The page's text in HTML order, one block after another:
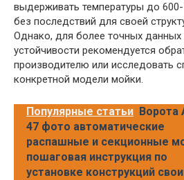
выдерживать температуры до
без последствий для своей
Однако, для более точных данных
устойчивости рекомендуется
производителю или исследовать
конкретной модели мойки.
Популярные статьи Ворота
47 фото автоматические
распашные и секционные
пошаговая инструкция по
установке конструкций